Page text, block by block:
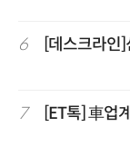
6 [데스크라인
7 [ET톡] 車업